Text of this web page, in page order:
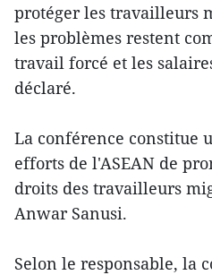
protéger les travailleurs
les problèmes restent
travail forcé et les
déclaré.
La conférence constitue
efforts de l'ASEAN de
droits des travailleurs
Anwar Sanusi.
Selon le responsable, la